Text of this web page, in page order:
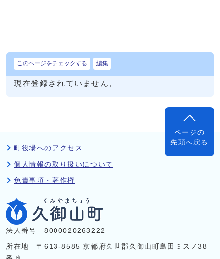
このページをチェックする 編集
現在登録されていません。
ページの
先頭へ戻る
町役場へのアクセス
個人情報の取り扱いについて
免責事項・著作権
法人番号 8000020263222
所在地 〒613-8585 京都府久世郡久御山町島田ミスノ38